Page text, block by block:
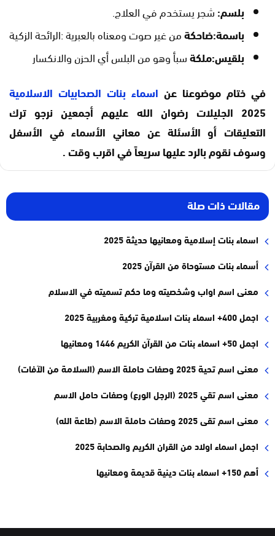
بلسم:شجر يستخدم في العلاج.
باسمة:ضاحكةمن غير صوت ومعناه بالعبرية :الرائحة الزكية
بلقيس:ملكةسبأ وهو من البلس أي الحزن والانكسار
في ختام موضوعنا عن اسماء بنات الصحابيات الاسلامية
2025 الجليلات رضوان الله عليهم أجمعين نرجو ترك
التعليقات أو الأسئلة عن معاني الأسماء في الأسفل
وسوف نقوم بالرد عليها سريعاً في اقرب وقت .
مقالات ذات صلة
اسماء بنات إسلامية ومعانيها حديثة 2025
أسماء بنات مستوحاة من القرآن 2025
معنى اسم اواب وشخصيته وما حكم تسميته في الاسلام
اجمل 400+ اسماء بنات اسلامية تركية ومغربية 2025
اجمل 50+ اسماء بنات من القرآن الكريم 1446 ومعانيها
معنى اسم تحية 2025 وصفات حاملة الاسم (السلامة من الآفات)
معنى اسم تقي 2025 (الرجل الورع) وصفات حامل الاسم
معنى اسم تقى 2025 وصفات حاملة الاسم (طاعة الله)
اجمل اسماء اولاد من القران الكريم والصحابة 2025
أهم 150+ اسماء بنات دينية قديمة ومعانيها